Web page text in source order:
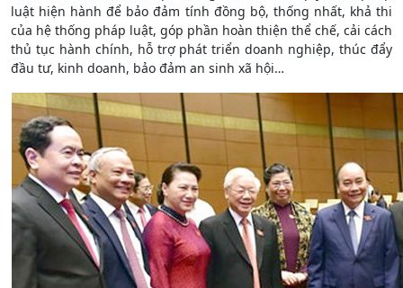
luật hiện hành để bảo đảm tính đồng bộ, thống nhất, khả thi
của hệ thống pháp luật, góp phần hoàn thiện thể chế, cải cách
thủ tục hành chính, hỗ trợ phát triển doanh nghiệp, thúc đẩy
đầu tư, kinh doanh, bảo đảm an sinh xã hội…